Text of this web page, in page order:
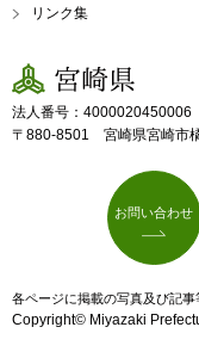
リンク集
宮崎県
法人番号：4000020450006
〒880-8501 宮崎県宮崎市
お問い合わせ
各ページに掲載の写真及び記事
Copyright© Miyazaki